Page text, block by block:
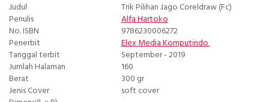
Judul
Trik Pilihan Jago Coreldraw (Fc)
Penulis
Alfa Hartoko
No. ISBN
9786230006272
Penerbit
Elex Media Komputindo
Tanggal terbit
September - 2019
Jumlah Halaman
160
Berat
300 gr
Jenis Cover
soft cover